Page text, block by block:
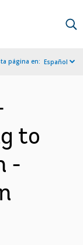
página en: Español
to
-